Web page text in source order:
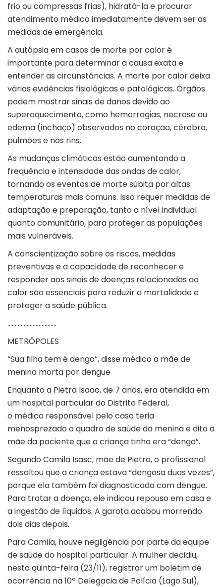
frio ou compressas frias), hidratá-la e procurar
atendimento médico imediatamente devem ser as
medidas de emergência.
A autópsia em casos de morte por calor é
importante para determinar a causa exata e
entender as circunstâncias. A morte por calor deixa
várias evidências fisiológicas e patológicas. Órgãos
podem mostrar sinais de danos devido ao
superaquecimento, como hemorragias, necrose ou
edema (inchaço) observados no coração, cérebro,
pulmões e nos rins.
As mudanças climáticas estão aumentando a
frequência e intensidade das ondas de calor,
tornando os eventos de morte súbita por altas
temperaturas mais comuns. Isso requer medidas de
adaptação e preparação, tanto a nível individual
quanto comunitário, para proteger as populações
mais vulneráveis.
A conscientização sobre os riscos, medidas
preventivas e a capacidade de reconhecer e
responder aos sinais de doenças relacionadas ao
calor são essenciais para reduzir a mortalidade e
proteger a saúde pública.
……………………………
METRÓPOLES
“Sua filha tem é dengo”, disse médico a mãe de
menina morta por dengue
Enquanto a Pietra Isaac, de 7 anos, era atendida em
um hospital particular do Distrito Federal,
o médico responsável pelo caso teria
menosprezado o quadro de saúde da menina e dito a
mãe da paciente que a criança tinha era “dengo”.
Segundo Camila Isasc, mãe de Pietra, o profissional
ressaltou que a criança estava “dengosa duas vezes”,
porque ela também foi diagnosticada com dengue.
Para tratar a doença, ele indicou repouso em casa e
a ingestão de líquidos. A garota acabou morrendo
dois dias depois.
Para Camila, houve negligência por parte da equipe
de saúde do hospital particular. A mulher decidiu,
nesta quinta-feira (23/11), registrar um boletim de
ocorrência na 10ª Delegacia de Polícia (Lago Sul),